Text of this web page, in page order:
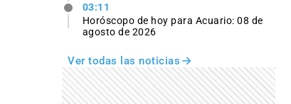
03:11
Horóscopo de hoy para Acuario: 08 de
agosto de 2026
Ver todas las noticias